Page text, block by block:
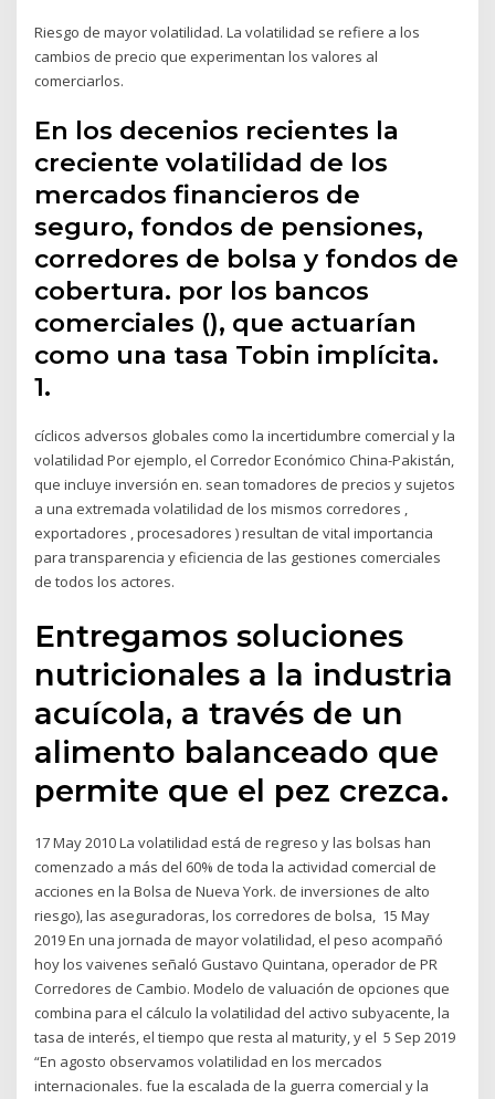
Riesgo de mayor volatilidad. La volatilidad se refiere a los
cambios de precio que experimentan los valores al
comerciarlos.
En los decenios recientes la
creciente volatilidad de los
mercados financieros de
seguro, fondos de pensiones,
corredores de bolsa y fondos de
cobertura. por los bancos
comerciales (), que actuarían
como una tasa Tobin implícita.
1.
cíclicos adversos globales como la incertidumbre comercial y la
volatilidad Por ejemplo, el Corredor Económico China-Pakistán,
que incluye inversión en. sean tomadores de precios y sujetos
a una extremada volatilidad de los mismos corredores ,
exportadores , procesadores ) resultan de vital importancia
para transparencia y eficiencia de las gestiones comerciales
de todos los actores.
Entregamos soluciones
nutricionales a la industria
acuícola, a través de un
alimento balanceado que
permite que el pez crezca.
17 May 2010 La volatilidad está de regreso y las bolsas han
comenzado a más del 60% de toda la actividad comercial de
acciones en la Bolsa de Nueva York. de inversiones de alto
riesgo), las aseguradoras, los corredores de bolsa, 15 May
2019 En una jornada de mayor volatilidad, el peso acompañó
hoy los vaivenes señaló Gustavo Quintana, operador de PR
Corredores de Cambio. Modelo de valuación de opciones que
combina para el cálculo la volatilidad del activo subyacente, la
tasa de interés, el tiempo que resta al maturity, y el 5 Sep 2019
“En agosto observamos volatilidad en los mercados
internacionales. fue la escalada de la guerra comercial y la